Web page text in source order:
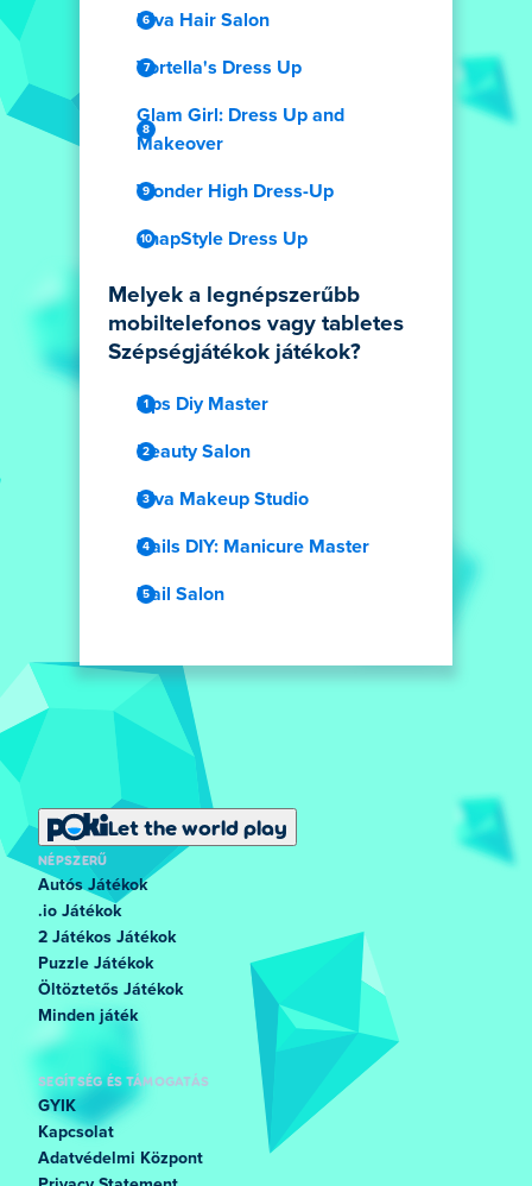
Diva Hair Salon
Vortella's Dress Up
Glam Girl: Dress Up and
Makeover
Wonder High Dress-Up
SnapStyle Dress Up
Melyek a legnépszerűbb
mobiltelefonos vagy tabletes
Szépségjátékok játékok?
Lips Diy Master
Beauty Salon
Diva Makeup Studio
Nails DIY: Manicure Master
Nail Salon
Let the world play
NÉPSZERŰ
Autós Játékok
.io Játékok
2 Játékos Játékok
Puzzle Játékok
Öltöztetős Játékok
Minden játék
SEGÍTSÉG ÉS TÁMOGATÁS
GYIK
Kapcsolat
Adatvédelmi Központ